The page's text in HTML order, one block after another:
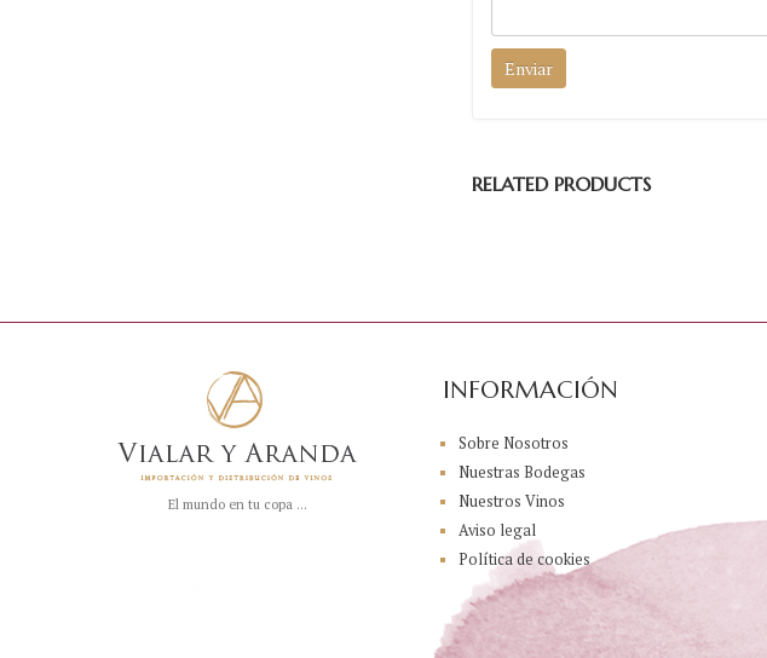
RELATED PRODUCTS
El mundo en tu copa ...
INFORMACIÓN
Sobre Nosotros
Nuestras Bodegas
Nuestros Vinos
Aviso legal
Política de cookies